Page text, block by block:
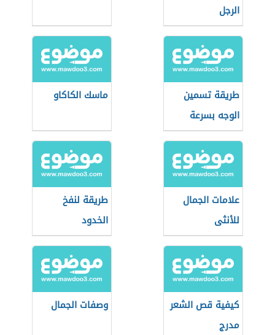
الرجل
طريقة تسمين
الوجه بسرعة
ماسك الكاكاو
علامات الجمال
للأنثى
طريقة لنفخ
الخدود
كيفية قص الشعر
مدرج
وصفات الجمال